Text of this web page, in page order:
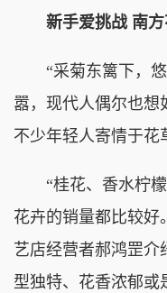
新手爱挑战 南
“采菊东篱下，悠
嚣，现代人偶尔也想
不少年轻人寄情于花
“桂花、香水柠檬
花卉的销量都比较好
艺店经营者郝鸿罡介
型独特、花香浓郁或